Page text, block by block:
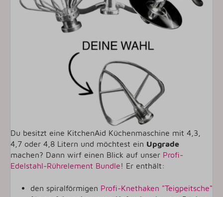
Du besitzt eine KitchenAid Küchenmaschine mit 4,3,
4,7 oder 4,8 Litern und möchtest ein Upgrade
machen? Dann wirf einen Blick auf unser Profi-
Edelstahl-Rührelement Bundle! Er enthält:
den spiralförmigen Profi-Knethaken "Teigpeitsche"